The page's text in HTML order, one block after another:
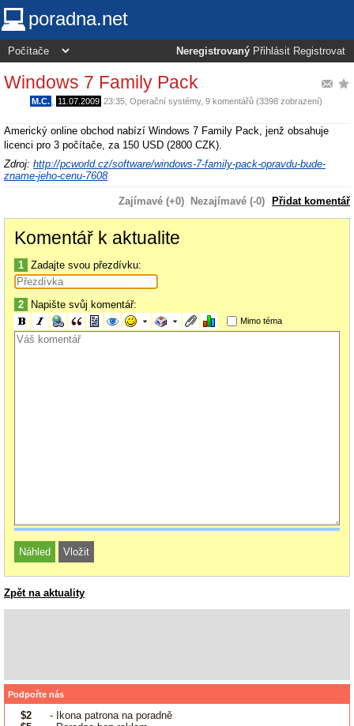
poradna.net
Neregistrovaný Přihlásit Registrovat
Windows 7 Family Pack
M.C. 11.07.2009 23:35 Operační systémy, 9 komentářů (3398 zobrazení)
Americký online obchod nabízí Windows 7 Family Pack, jenž obsahuje
licenci pro 3 počítače, za 150 USD (2800 CZK).
Zdroj: http://pcworld.cz/software/windows-7-family-pack-opravdu-bude-
zname-jeho-cenu-7608
Zajímavé (+0) Nezajímavé (-0) Přidat komentář
Komentář k aktualite
1 Zadajte svou přezdívku:
2 Napište svůj komentář:
Mimo téma
Zpět na aktuality
Podpořte nás
$2
- Ikona patrona na poradně